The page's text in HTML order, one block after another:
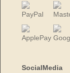
SocialMedia